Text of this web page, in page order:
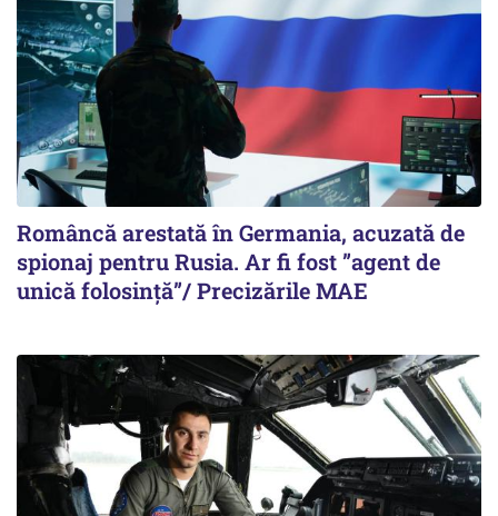
Româncă arestată în Germania, acuzată de
spionaj pentru Rusia. Ar fi fost ”agent de
unică folosință”/ Precizările MAE